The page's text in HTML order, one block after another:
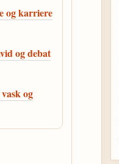
og karriere
og debat
og